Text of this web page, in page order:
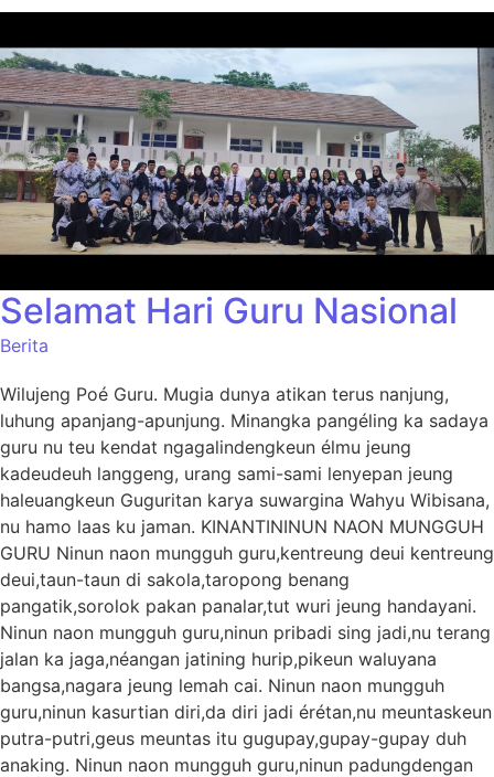
Selamat Hari Guru Nasional
Berita
Wilujeng Poé Guru. Mugia dunya atikan terus nanjung,
luhung apanjang-apunjung. Minangka pangéling ka sadaya
guru nu teu kendat ngagalindengkeun élmu jeung
kadeudeuh langgeng, urang sami-sami lenyepan jeung
haleuangkeun Guguritan karya suwargina Wahyu Wibisana,
nu hamo laas ku jaman. KINANTININUN NAON MUNGGUH
GURU Ninun naon mungguh guru,kentreung deui kentreung
deui,taun-taun di sakola,taropong benang
pangatik,sorolok pakan panalar,tut wuri jeung handayani.
Ninun naon mungguh guru,ninun pribadi sing jadi,nu terang
jalan ka jaga,néangan jatining hurip,pikeun waluyana
bangsa,nagara jeung lemah cai. Ninun naon mungguh
guru,ninun kasurtian diri,da diri jadi érétan,nu meuntaskeun
putra-putri,geus meuntas itu gugupay,gupay-gupay duh
anaking. Ninun naon mungguh guru,ninun padungdengan